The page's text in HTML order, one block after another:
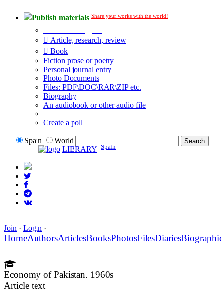
Publish materials Share your works with the world!
Article, research, review
Book
Fiction prose or poetry
Personal journal entry
Photo Documents
Files: PDF\DOC\RAR\ZIP etc.
Biography
An audiobook or other audio file
Create a poll
Spain
World
LIBRARY Spain
Join · Login ·
HomeAuthorsArticlesBooksPhotosFilesDiaries
Economy of Pakistan. 1960s
Article text